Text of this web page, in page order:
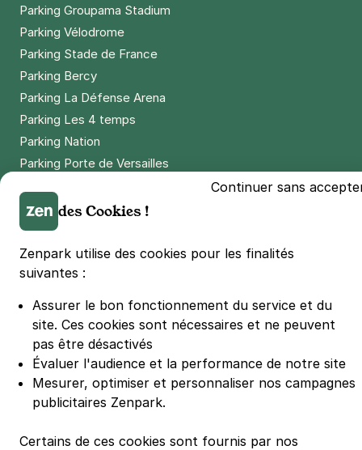
Parking Groupama Stadium
Parking Vélodrome
Parking Stade de France
Parking Bercy
Parking La Défense Arena
Parking Les 4 temps
Parking Nation
Parking Porte de Versailles
Parking Euralille
Parking Casino Barrière Lille
🌍 Passer de 130 à 110 km/h sur autoroute réduit votre
#SeDéplacerMoinsPolluer
© Zenpark 2012 - 2026 - Tous droits réservés - Fabriqué avec soin à
Rennes et Paris
Continuer sans
des Cookies !
Zenpark utilise des cookies pour les finalités
suivantes :
Assurer le bon fonctionnement du service et du
site. Ces cookies sont nécessaires et ne peuvent
pas être désactivés
Évaluer l'audience et la performance de notre site
Mesurer, optimiser et personnaliser nos campagnes
publicitaires Zenpark.
Certains de ces cookies sont fournis par nos